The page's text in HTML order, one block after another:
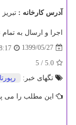
آدرس کارخانه :
اجرا و ارسال به
1399/05/27
5.0
/ 5
تگهای خبر:
این مطلب را می